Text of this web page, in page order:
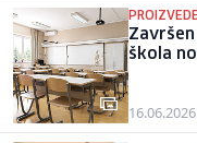
škola